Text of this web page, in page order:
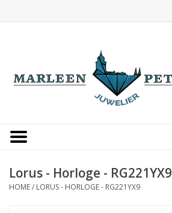
Occasions
Lorus - Horloge - RG221YX9
HOME/ LORUS - HORLOGE - RG221YX9